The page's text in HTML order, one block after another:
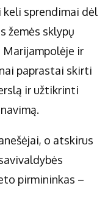
sprendimai dėl
žemės sklypų
ir
paprastai skirti
ir užtikrinti
o atskirus
pirmininkas –